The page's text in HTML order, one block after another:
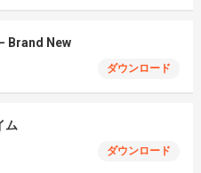
Brand New
ダウンロード
ム
ダウンロード